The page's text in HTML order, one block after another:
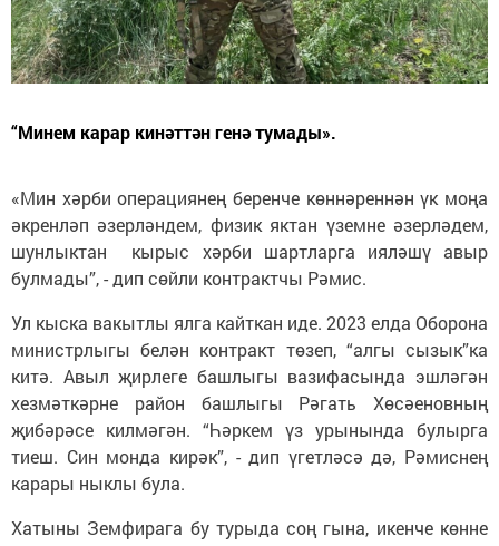
“Минем карар кинәттән генә тумады».
«Мин хәрби операциянең беренче көннәреннән үк моңа
әкренләп әзерләндем, физик яктан үземне әзерләдем,
шунлыктан кырыс хәрби шартларга ияләшү авыр
булмады”, - дип сөйли контрактчы Рәмис.
Ул кыска вакытлы ялга кайткан иде. 2023 елда Оборона
министрлыгы белән контракт төзеп, “алгы сызык”ка
китә. Авыл җирлеге башлыгы вазифасында эшләгән
хезмәткәрне район башлыгы Рәгать Хөсәеновның
җибәрәсе килмәгән. “Һәркем үз урынында булырга
тиеш. Син монда кирәк”, - дип үгетләсә дә, Рәмиснең
карары ныклы була.
Хатыны Земфирага бу турыда соң гына, икенче көнне